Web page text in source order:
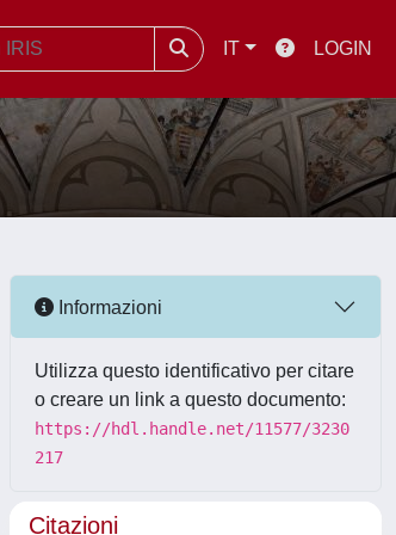
IT LOGIN
Informazioni
Utilizza questo identificativo per citare
o creare un link a questo documento:
https://hdl.handle.net/11577/3230
217
Citazioni